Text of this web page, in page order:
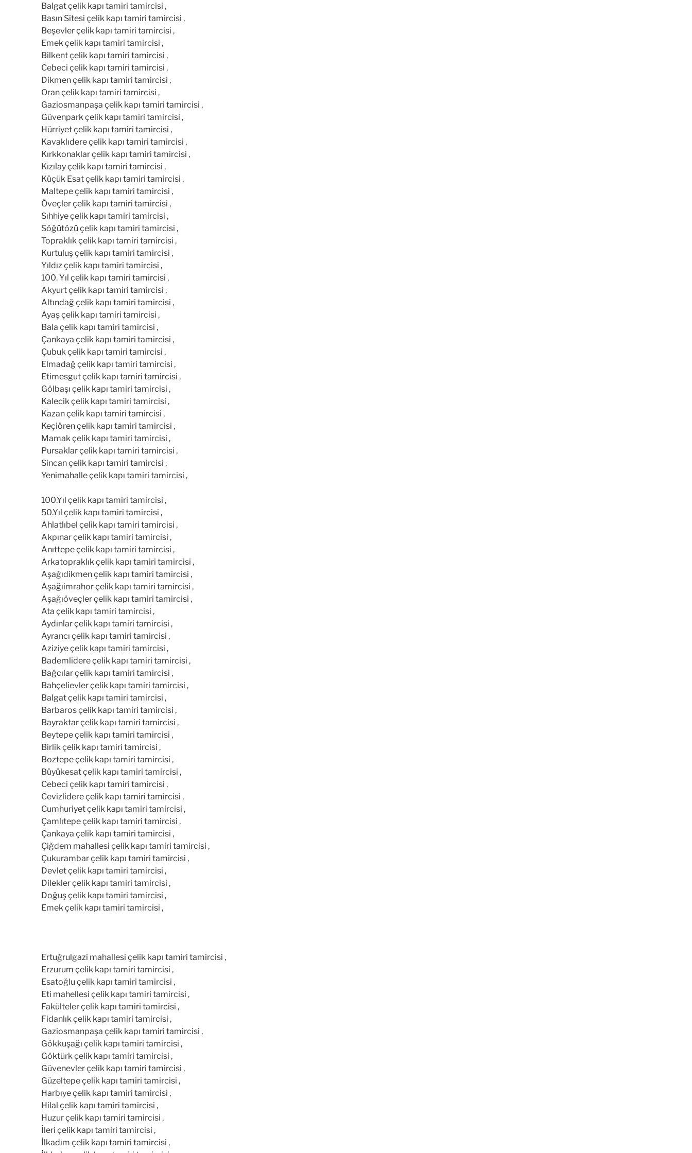
Balgat çelik kapı tamiri tamircisi ,
Basın Sitesi çelik kapı tamiri tamircisi ,
Beşevler çelik kapı tamiri tamircisi ,
Emek çelik kapı tamiri tamircisi ,
Bilkent çelik kapı tamiri tamircisi ,
Cebeci çelik kapı tamiri tamircisi ,
Dikmen çelik kapı tamiri tamircisi ,
Oran çelik kapı tamiri tamircisi ,
Gaziosmanpaşa çelik kapı tamiri tamircisi ,
Güvenpark çelik kapı tamiri tamircisi ,
Hürriyet çelik kapı tamiri tamircisi ,
Kavaklıdere çelik kapı tamiri tamircisi ,
Kırkkonaklar çelik kapı tamiri tamircisi ,
Kızılay çelik kapı tamiri tamircisi ,
Küçük Esat çelik kapı tamiri tamircisi ,
Maltepe çelik kapı tamiri tamircisi ,
Öveçler çelik kapı tamiri tamircisi ,
Sıhhiye çelik kapı tamiri tamircisi ,
Söğütözü çelik kapı tamiri tamircisi ,
Topraklık çelik kapı tamiri tamircisi ,
Kurtuluş çelik kapı tamiri tamircisi ,
Yıldız çelik kapı tamiri tamircisi ,
100. Yıl çelik kapı tamiri tamircisi ,
Akyurt çelik kapı tamiri tamircisi ,
Altındağ çelik kapı tamiri tamircisi ,
Ayaş çelik kapı tamiri tamircisi ,
Bala çelik kapı tamiri tamircisi ,
Çankaya çelik kapı tamiri tamircisi ,
Çubuk çelik kapı tamiri tamircisi ,
Elmadağ çelik kapı tamiri tamircisi ,
Etimesgut çelik kapı tamiri tamircisi ,
Gölbaşı çelik kapı tamiri tamircisi ,
Kalecik çelik kapı tamiri tamircisi ,
Kazan çelik kapı tamiri tamircisi ,
Keçiören çelik kapı tamiri tamircisi ,
Mamak çelik kapı tamiri tamircisi ,
Pursaklar çelik kapı tamiri tamircisi ,
Sincan çelik kapı tamiri tamircisi ,
Yenimahalle çelik kapı tamiri tamircisi ,
100.Yıl çelik kapı tamiri tamircisi ,
50.Yıl çelik kapı tamiri tamircisi ,
Ahlatlıbel çelik kapı tamiri tamircisi ,
Akpınar çelik kapı tamiri tamircisi ,
Anıttepe çelik kapı tamiri tamircisi ,
Arkatopraklık çelik kapı tamiri tamircisi ,
Aşağıdikmen çelik kapı tamiri tamircisi ,
Aşağıimrahor çelik kapı tamiri tamircisi ,
Aşağıöveçler çelik kapı tamiri tamircisi ,
Ata çelik kapı tamiri tamircisi ,
Aydınlar çelik kapı tamiri tamircisi ,
Ayrancı çelik kapı tamiri tamircisi ,
Aziziye çelik kapı tamiri tamircisi ,
Bademlidere çelik kapı tamiri tamircisi ,
Bağcılar çelik kapı tamiri tamircisi ,
Bahçelievler çelik kapı tamiri tamircisi ,
Balgat çelik kapı tamiri tamircisi ,
Barbaros çelik kapı tamiri tamircisi ,
Bayraktar çelik kapı tamiri tamircisi ,
Beytepe çelik kapı tamiri tamircisi ,
Birlik çelik kapı tamiri tamircisi ,
Boztepe çelik kapı tamiri tamircisi ,
Büyükesat çelik kapı tamiri tamircisi ,
Cebeci çelik kapı tamiri tamircisi ,
Cevizlidere çelik kapı tamiri tamircisi ,
Cumhuriyet çelik kapı tamiri tamircisi ,
Çamlıtepe çelik kapı tamiri tamircisi ,
Çankaya çelik kapı tamiri tamircisi ,
Çiğdem mahallesi çelik kapı tamiri tamircisi ,
Çukurambar çelik kapı tamiri tamircisi ,
Devlet çelik kapı tamiri tamircisi ,
Dilekler çelik kapı tamiri tamircisi ,
Doğuş çelik kapı tamiri tamircisi ,
Emek çelik kapı tamiri tamircisi ,
Ertuğrulgazi mahallesi çelik kapı tamiri tamircisi ,
Erzurum çelik kapı tamiri tamircisi ,
Esatoğlu çelik kapı tamiri tamircisi ,
Eti mahellesi çelik kapı tamiri tamircisi ,
Fakülteler çelik kapı tamiri tamircisi ,
Fidanlık çelik kapı tamiri tamircisi ,
Gaziosmanpaşa çelik kapı tamiri tamircisi ,
Gökkuşağı çelik kapı tamiri tamircisi ,
Göktürk çelik kapı tamiri tamircisi ,
Güvenevler çelik kapı tamiri tamircisi ,
Güzeltepe çelik kapı tamiri tamircisi ,
Harbıye çelik kapı tamiri tamircisi ,
Hilal çelik kapı tamiri tamircisi ,
Huzur çelik kapı tamiri tamircisi ,
İleri çelik kapı tamiri tamircisi ,
İlkadım çelik kapı tamiri tamircisi ,